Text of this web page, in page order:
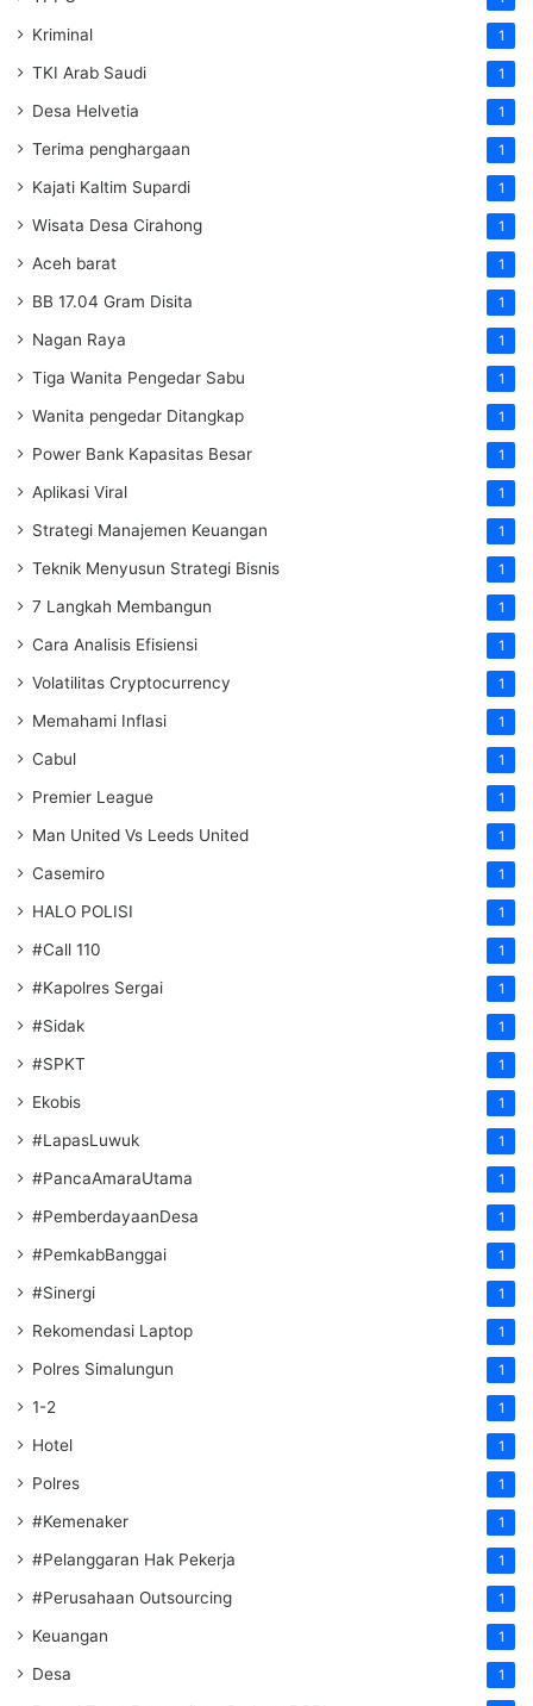
Kriminal 1
TKI Arab Saudi 1
Desa Helvetia 1
Terima penghargaan 1
Kajati Kaltim Supardi 1
Wisata Desa Cirahong 1
Aceh barat 1
BB 17.04 Gram Disita 1
Nagan Raya 1
Tiga Wanita Pengedar Sabu 1
Wanita pengedar Ditangkap 1
Power Bank Kapasitas Besar 1
Aplikasi Viral 1
Strategi Manajemen Keuangan 1
Teknik Menyusun Strategi Bisnis 1
7 Langkah Membangun 1
Cara Analisis Efisiensi 1
Volatilitas Cryptocurrency 1
Memahami Inflasi 1
Cabul 1
Premier League 1
Man United Vs Leeds United 1
Casemiro 1
HALO POLISI 1
#Call 110 1
#Kapolres Sergai 1
#Sidak 1
#SPKT 1
Ekobis 1
#LapasLuwuk 1
#PancaAmaraUtama 1
#PemberdayaanDesa 1
#PemkabBanggai 1
#Sinergi 1
Rekomendasi Laptop 1
Polres Simalungun 1
1-2 1
Hotel 1
Polres 1
#Kemenaker 1
#Pelanggaran Hak Pekerja 1
#Perusahaan Outsourcing 1
Keuangan 1
Desa 1